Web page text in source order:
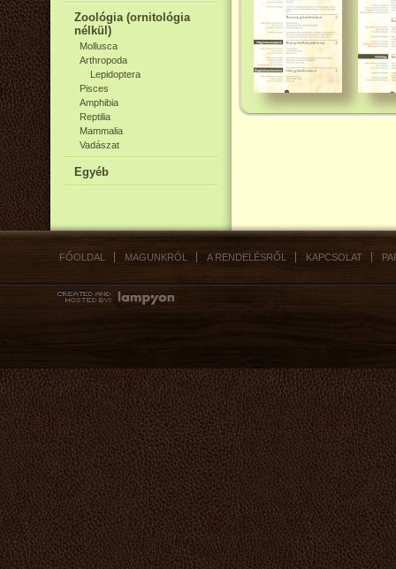
Zoológia (ornitológia
nélkül)
Mollusca
Arthropoda
Lepidoptera
Pisces
Amphibia
Reptilia
Mammalia
Vadászat
Egyéb
FŐOLDAL MAGUNKRÓL A RENDELÉSRŐL KAPCSOLAT